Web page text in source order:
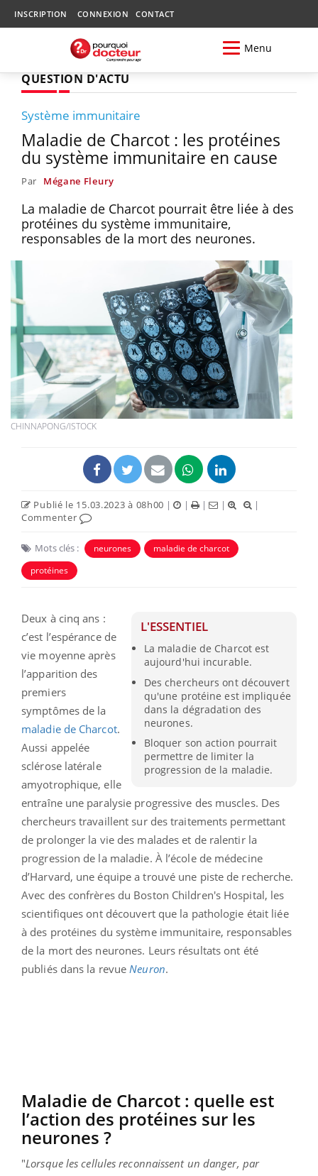
INSCRIPTION CONNEXION CONTACT
Menu
QUESTION D'ACTU
Système immunitaire
Maladie de Charcot : les protéines
du système immunitaire en cause
Par Mégane Fleury
La maladie de Charcot pourrait être liée à des
protéines du système immunitaire,
responsables de la mort des neurones.
CHINNAPONG/ISTOCK
Publié le 15.03.2023 à 08h00 | | | |
|
Commenter
Mots clés : neurones
maladie de charcot
protéines
L'ESSENTIEL
La maladie de Charcot est
aujourd'hui incurable.
Des chercheurs ont découvert
qu'une protéine est impliquée
dans la dégradation des
neurones.
Bloquer son action pourrait
permettre de limiter la
progression de la maladie.
Deux à cinq ans :
c’est l’espérance de
vie moyenne après
l’apparition des
premiers
symptômes de la
maladie de Charcot.
Aussi appelée
sclérose latérale
amyotrophique, elle
entraîne une paralysie progressive des muscles. Des
chercheurs travaillent sur des traitements permettant
de prolonger la vie des malades et de ralentir la
progression de la maladie. À l’école de médecine
d’Harvard, une équipe a trouvé une piste de recherche.
Avec des confrères du Boston Children's Hospital, les
scientifiques ont découvert que la pathologie était liée
à des protéines du système immunitaire, responsables
de la mort des neurones. Leurs résultats ont été
publiés dans la revueNeuron.
Maladie de Charcot : quelle est
l’action des protéines sur les
neurones ?
"Lorsque les cellules reconnaissent un danger, par